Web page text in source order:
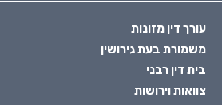
עורך דין מזונות
משמורת בעת גירושין
בית דין רבני
צוואות וירושות